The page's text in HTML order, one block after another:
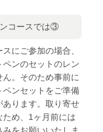
コースでは③
にご参加の場合、
ペンのセットのレン
ん。そのため事前に
ペンセットをご準備
あります。取り寄せ
ため、1ヶ月前には